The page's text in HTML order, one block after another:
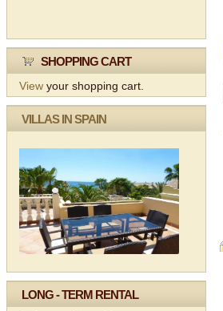
SHOPPING CART
View your shopping cart.
VILLAS IN SPAIN
LONG - TERM RENTAL